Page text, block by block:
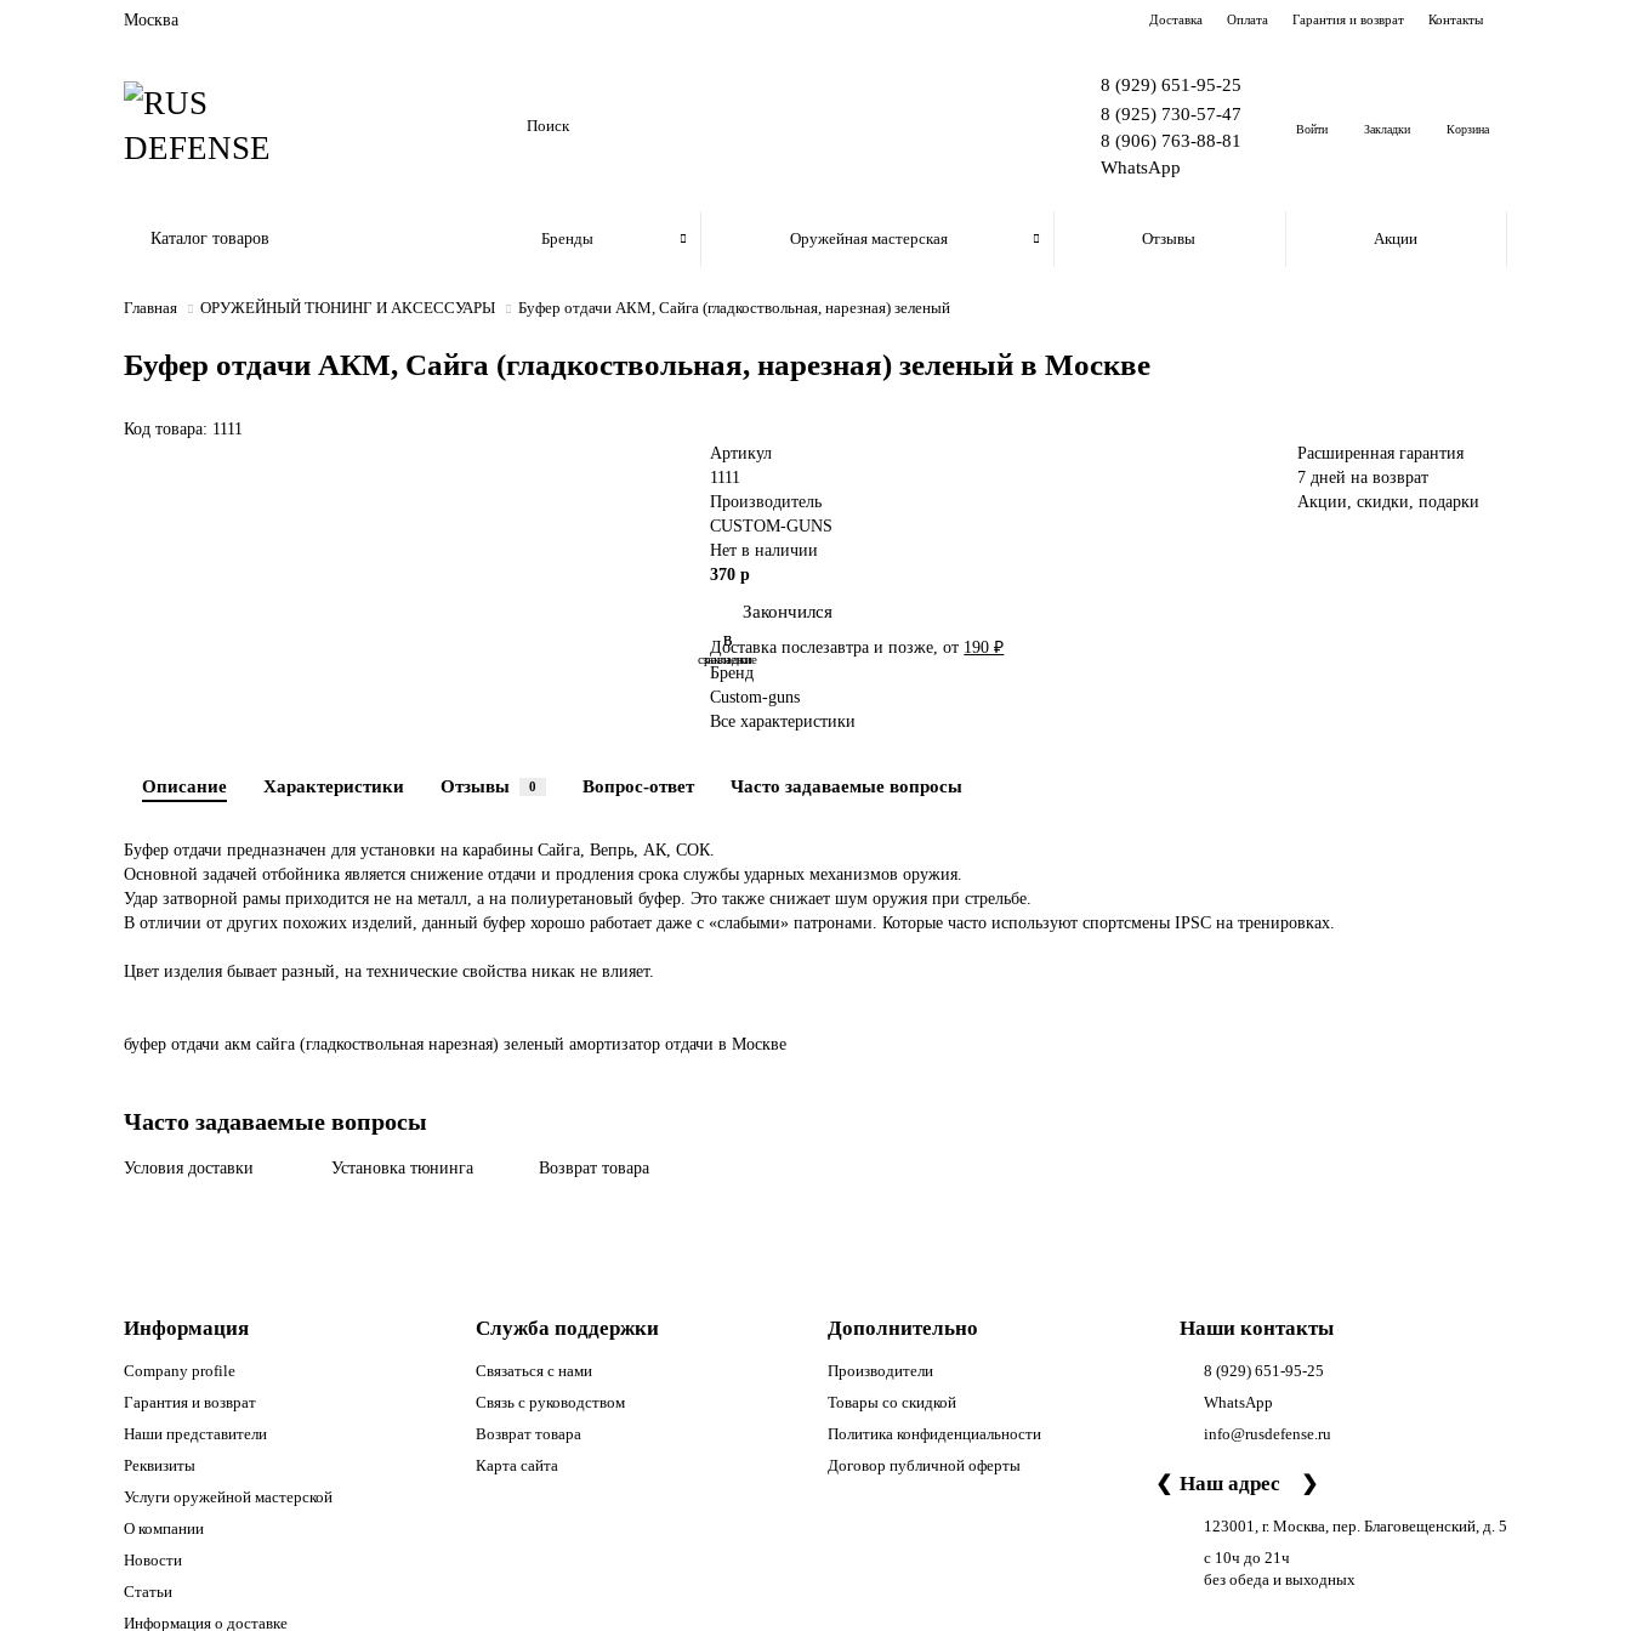
Москва Доставка Оплата Гарантия и возврат Контакты
8 (929) 651-95-25
8 (925) 730-57-47
8 (906) 763-88-81
WhatsApp
Войти Закладки Корзина
Каталог товаров Бренды Оружейная мастерская Отзывы Акции
Главная ОРУЖЕЙНЫЙ ТЮНИНГ И АКСЕССУАРЫ Буфер отдачи АКМ, Сайга (гладкоствольная, нарезная) зеленый
Буфер отдачи АКМ, Сайга (гладкоствольная, нарезная) зеленый в Москве
Код товара: 1111
Артикул
1111
Производитель
CUSTOM-GUNS
Нет в наличии
370 р
Закончился
В
закладки
В
сравнение
Доставка послезавтра и позже, от 190 ₽
Бренд
Custom-guns
Все характеристики
Расширенная гарантия
7 дней на возврат
Акции, скидки, подарки
Описание Характеристики Отзывы 0 Вопрос-ответ Часто задаваемые вопросы
Буфер отдачи предназначен для установки на карабины Сайга, Вепрь, АК, СОК.
Основной задачей отбойника является снижение отдачи и продления срока службы ударных механизмов оружия.
Удар затворной рамы приходится не на металл, а на полиуретановый буфер. Это также снижает шум оружия при стрельбе.
В отличии от других похожих изделий, данный буфер хорошо работает даже с «слабыми» патронами. Которые часто используют спортсмены IPSC на тренировках.
Цвет изделия бывает разный, на технические свойства никак не влияет.
буфер отдачи акм сайга (гладкоствольная нарезная) зеленый амортизатор отдачи в Москве
Часто задаваемые вопросы
Условия доставки Установка тюнинга Возврат товара
Информация
Company profile
Гарантия и возврат
Наши представители
Реквизиты
Услуги оружейной мастерской
О компании
Новости
Статьи
Информация о доставке
Служба поддержки
Связаться с нами
Связь с руководством
Возврат товара
Карта сайта
Дополнительно
Производители
Товары со скидкой
Политика конфиденциальности
Договор публичной оферты
Наши контакты
8 (929) 651-95-25
WhatsApp
info@rusdefense.ru
❮ Наш адрес ❯
123001, г. Москва, пер. Благовещенский, д. 5
с 10ч до 21ч
без обеда и выходных